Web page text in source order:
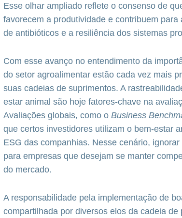
Esse olhar ampliado reflete o consenso de
favorecem a produtividade e contribuem
de antibióticos e a resiliência dos sistemas
Com esse avanço no entendimento da
do setor agroalimentar estão cada vez mais
suas cadeias de suprimentos. A
estar animal são hoje fatores-chave na
Avaliações globais, como o Business
que certos investidores utilizam o bem-estar
ESG das companhias. Nesse cenário,
para empresas que desejam se manter
do mercado.
A responsabilidade pela implementação de
compartilhada por diversos elos da cadeia